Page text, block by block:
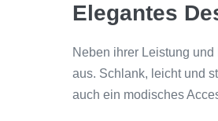
Elegantes
Neben ihrer Leistung
aus. Schlank, leicht und
auch ein modisches